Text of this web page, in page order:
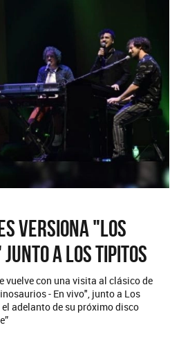
versiona "Los
a Los Tipitos
vuelve con una visita al clásico de
- En vivo", junto a Los
adelanto de su próximo disco